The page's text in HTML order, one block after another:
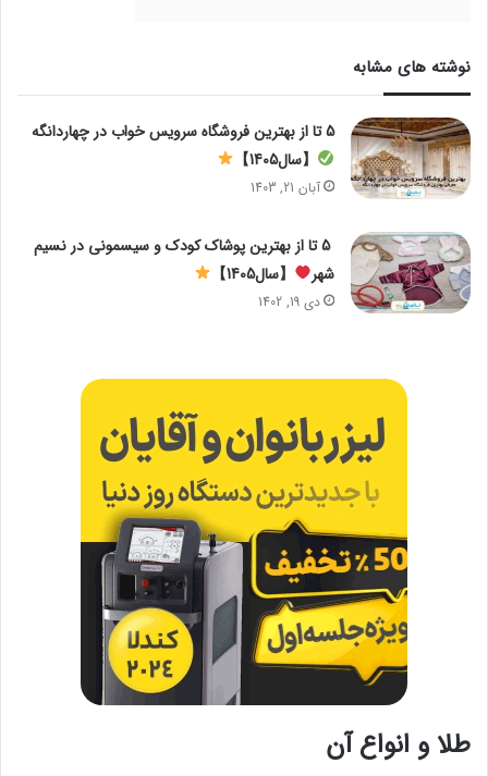
نوشته های مشابه
5 تا از بهترین فروشگاه سرویس خواب در چهاردانگه
【سال1405】
آبان 21, 1403
5 تا از بهترین پوشاک کودک و سیسمونی در نسیم
شهر
【سال1405】
دی 19, 1402
طلا و انواع آن